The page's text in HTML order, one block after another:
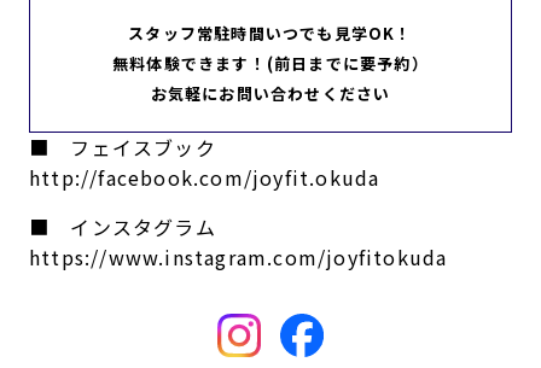
スタッフ常駐時間いつでも見学OK！
無料体験できます！(前日までに要予約）
お気軽にお問い合わせください
■ フェイスブック
http://facebook.com/joyfit.okuda
■ インスタグラム
https://www.instagram.com/joyfitokuda